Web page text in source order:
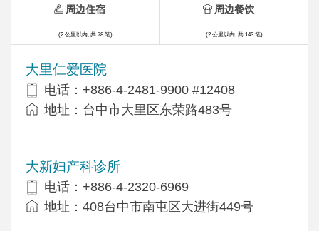
大里仁爱医院
电话：+886-4-2481-9900 #12408
地址：台中市大里区东荣路483号
大新妇产科诊所
电话：+886-4-2320-6969
地址：408台中市南屯区大进街449号
周边住宿
(2 公里以内, 共 78 笔)
周边餐饮
(2 公里以内, 共 143 笔)